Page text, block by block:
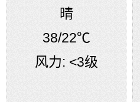
晴
38/22℃
风力: <3级